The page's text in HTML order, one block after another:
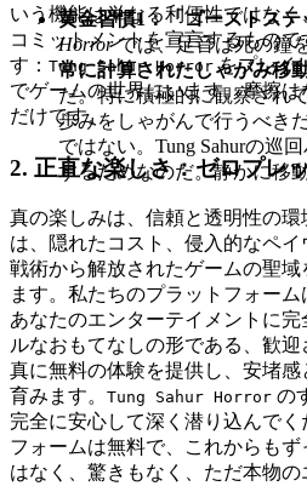
黄金習慣1：「ゴーストステ
Horrorでは、足音は死の鐘
常に計算されたしゃがみ移
だ。特に積極的に観察され
歩みをしゃがんで行うべき
ではない。Tung Sahurの巡
するためなのだ。静かに移
いう機能は単なる利便性ではな
コミットメントを宣言するもの
す： Tung Sahur Horror をプレイ
でゲームの世界にいます。摩擦
だけです。
2. 正直な楽しさ：ゼロプレ
真の楽しみは、信頼と透明性の
は、隠れたコスト、侵入的なペ
戦術から解放されたゲームの聖
ます。私たちのプラットフォーム
あなたのエンターテイメントに
ルなおもてなしの形である、歓
真に無料の体験を提供し、安堵
育みます。 Tung Sahur Horror の
完全に安心して深く潜り込んで
フォームは無料で、これからも
はなく、驚きもなく、ただ本物